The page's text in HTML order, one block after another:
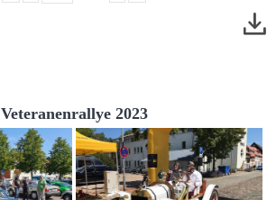
Veteranenrallye 2023